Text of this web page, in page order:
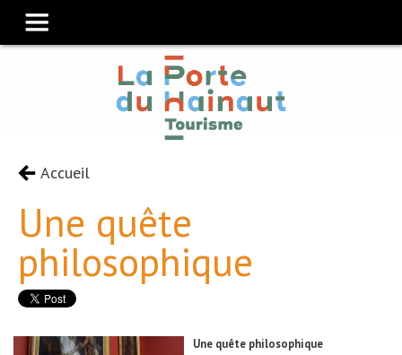
Accueil
Une quête
philosophique
Une quête philosophique